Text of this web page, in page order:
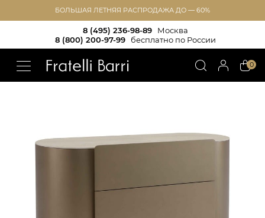
БОЛЬШАЯ ЛЕТНЯЯ РАСПРОДАЖА ДО — 60%
8 (495) 236-98-89
Москва
8 (800) 200-97-99
бесплатно по России
0